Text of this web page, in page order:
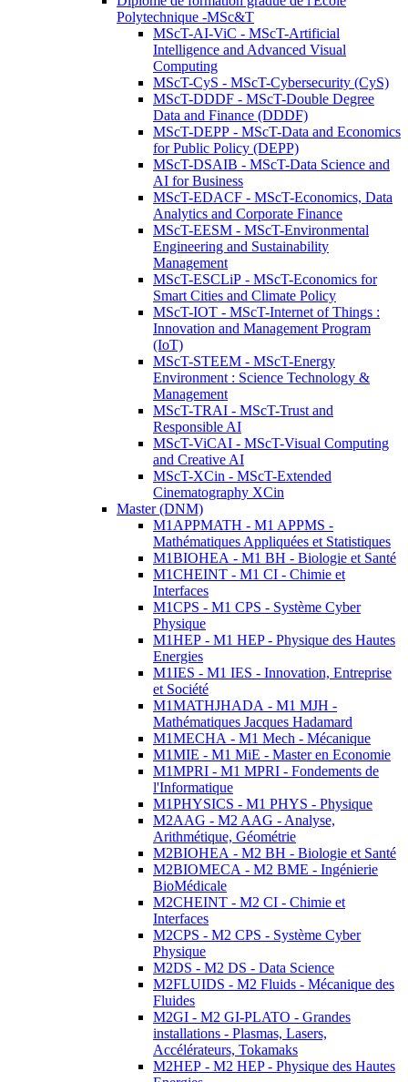
Polytechnique -MSc&T
MScT-AI-ViC - MScT-Artificial
Intelligence and Advanced Visual
Computing
MScT-CyS - MScT-Cybersecurity (CyS)
MScT-DDDF - MScT-Double Degree
Data and Finance (DDDF)
MScT-DEPP - MScT-Data and Economics
for Public Policy (DEPP)
MScT-DSAIB - MScT-Data Science and
AI for Business
MScT-EDACF - MScT-Economics, Data
Analytics and Corporate Finance
MScT-EESM - MScT-Environmental
Engineering and Sustainability
Management
MScT-ESCLiP - MScT-Economics for
Smart Cities and Climate Policy
MScT-IOT - MScT-Internet of Things :
Innovation and Management Program
(IoT)
MScT-STEEM - MScT-Energy
Environment : Science Technology &
Management
MScT-TRAI - MScT-Trust and
Responsible AI
MScT-ViCAI - MScT-Visual Computing
and Creative AI
MScT-XCin - MScT-Extended
Cinematography XCin
Master (DNM)
M1APPMATH - M1 APPMS -
Mathématiques Appliquées et Statistiques
M1BIOHEA - M1 BH - Biologie et Santé
M1CHEINT - M1 CI - Chimie et
Interfaces
M1CPS - M1 CPS - Système Cyber
Physique
M1HEP - M1 HEP - Physique des Hautes
Energies
M1IES - M1 IES - Innovation, Entreprise
et Société
M1MATHJHADA - M1 MJH -
Mathématiques Jacques Hadamard
M1MECHA - M1 Mech - Mécanique
M1MIE - M1 MiE - Master en Economie
M1MPRI - M1 MPRI - Fondements de
l'Informatique
M1PHYSICS - M1 PHYS - Physique
M2AAG - M2 AAG - Analyse,
Arithmétique, Géométrie
M2BIOHEA - M2 BH - Biologie et Santé
M2BIOMECA - M2 BME - Ingénierie
BioMédicale
M2CHEINT - M2 CI - Chimie et
Interfaces
M2CPS - M2 CPS - Système Cyber
Physique
M2DS - M2 DS - Data Science
M2FLUIDS - M2 Fluids - Mécanique des
Fluides
M2GI - M2 GI-PLATO - Grandes
installations - Plasmas, Lasers,
Accélérateurs, Tokamaks
M2HEP - M2 HEP - Physique des Hautes